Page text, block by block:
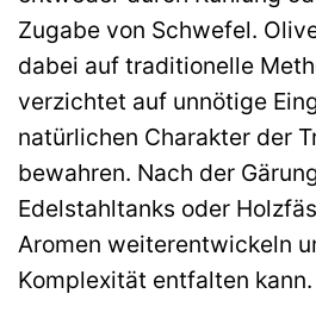
Zugabe von Schwefel.
dabei auf traditionelle
verzichtet auf unnötige
natürlichen Charakter der
bewahren. Nach der
Edelstahltanks oder
Aromen weiterentwickeln
Komplexität entfalten kann.